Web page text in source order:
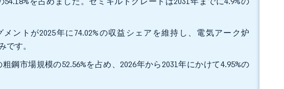
ントが2025年に74.02%の収益シェアを維持し、電気アーク炉
です。
鋼市場規模の52.56%を占め、2026年から2031年にかけて4.95%の